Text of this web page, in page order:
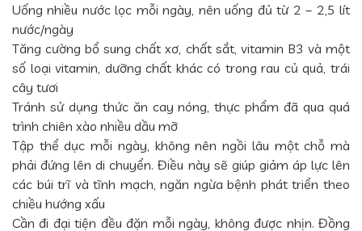
Uống nhiều nước lọc mỗi ngày, nên uống đủ từ 2 – 2,5 lít
nước/ngày
Tăng cường bổ sung chất xơ, chất sắt, vitamin B3 và một
số loại vitamin, dưỡng chất khác có trong rau củ quả, trái
cây tươi
Tránh sử dụng thức ăn cay nóng, thực phẩm đã qua quá
trình chiên xào nhiều dầu mỡ
Tập thể dục mỗi ngày, không nên ngồi lâu một chỗ mà
phải đứng lên di chuyển. Điều này sẽ giúp giảm áp lực lên
các búi trĩ và tĩnh mạch, ngăn ngừa bệnh phát triển theo
chiều hướng xấu
Cần đi đại tiện đều đặn mỗi ngày, không được nhịn. Đồng